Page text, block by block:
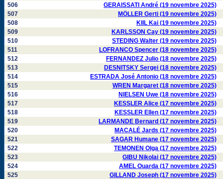
506
GERAISSATI André (19 novembre 2025)
507
MÖLLER Gerti (19 novembre 2025)
508
KIIL Kai (19 novembre 2025)
509
KARLSSON Cay (19 novembre 2025)
510
STEDING Walter (19 novembre 2025)
511
LOFRANCO Spencer (18 novembre 2025)
512
FERNANDEZ Julio (18 novembre 2025)
513
DESNITSKY Sergei (18 novembre 2025)
514
ESTRADA José Antonio (18 novembre 2025)
515
WREN Margaret (18 novembre 2025)
516
NIELSEN Uwe (18 novembre 2025)
517
KESSLER Alice (17 novembre 2025)
518
KESSLER Ellen (17 novembre 2025)
519
LARMANDE Bernard (17 novembre 2025)
520
MACALÉ Jards (17 novembre 2025)
521
SAGAR Humane (17 novembre 2025)
522
TEMONEN Olga (17 novembre 2025)
523
GIBU Nikolai (17 novembre 2025)
524
AMEL Ouarda (17 novembre 2025)
525
GILLAND Joseph (17 novembre 2025)